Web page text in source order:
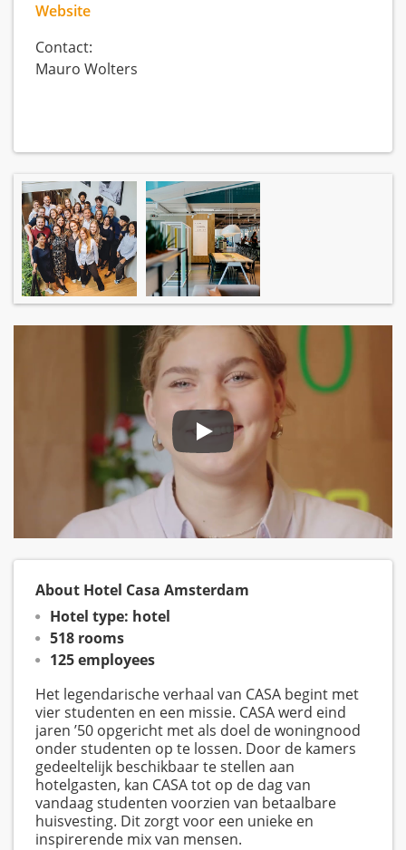
Website
Contact:
Mauro Wolters
About Hotel Casa Amsterdam
Hotel type: hotel
518 rooms
125 employees
Het legendarische verhaal van CASA begint met
vier studenten en een missie. CASA werd eind
jaren ’50 opgericht met als doel de woningnood
onder studenten op te lossen. Door de kamers
gedeeltelijk beschikbaar te stellen aan
hotelgasten, kan CASA tot op de dag van
vandaag studenten voorzien van betaalbare
huisvesting. Dit zorgt voor een unieke en
inspirerende mix van mensen.